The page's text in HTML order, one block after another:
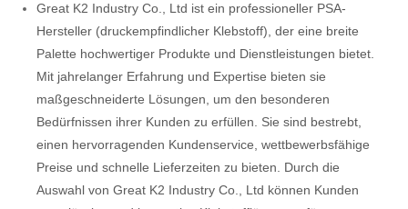
Great K2 Industry Co., Ltd ist ein professioneller PSA-
Hersteller (druckempfindlicher Klebstoff), der eine breite
Palette hochwertiger Produkte und Dienstleistungen bietet.
Mit jahrelanger Erfahrung und Expertise bieten sie
maßgeschneiderte Lösungen, um den besonderen
Bedürfnissen ihrer Kunden zu erfüllen. Sie sind bestrebt,
einen hervorragenden Kundenservice, wettbewerbsfähige
Preise und schnelle Lieferzeiten zu bieten. Durch die
Auswahl von Great K2 Industry Co., Ltd können Kunden